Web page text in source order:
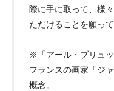
際に手に取って、様
ただけることを願って
※「アール・ブリュ
フランスの画家「ジ
概念。